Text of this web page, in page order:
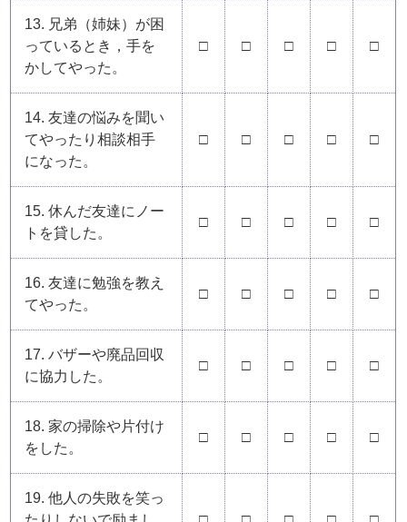
13. 兄弟（姉妹）が困
っているとき，手を
かしてやった。
□ □ □ □ □
14. 友達の悩みを聞い
てやったり相談相手
になった。
□ □ □ □ □
15. 休んだ友達にノー
トを貸した。
□ □ □ □ □
16. 友達に勉強を教え
てやった。
□ □ □ □ □
17. バザーや廃品回収
に協力した。
□ □ □ □ □
18. 家の掃除や片付け
をした。
□ □ □ □ □
19. 他人の失敗を笑っ